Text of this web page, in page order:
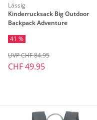
Lässig
Kinderrucksack Big Outdoor
Backpack Adventure
41 %
CHF 49.95
UVP CHF 84.95